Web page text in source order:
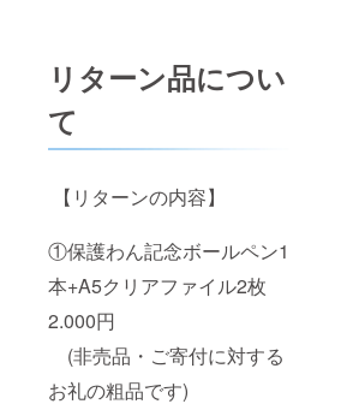
リターン品につい
て
【リターンの内容】
①保護わん記念ボールペン1
本+A5クリアファイル2枚
2.000円
(非売品・ご寄付に対する
お礼の粗品です)